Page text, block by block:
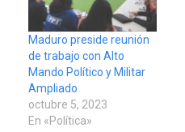
Maduro preside reunión
de trabajo con Alto
Mando Político y Militar
Ampliado
octubre 5, 2023
En «Política»